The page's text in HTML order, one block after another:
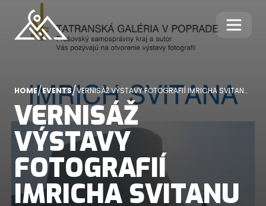
HOME/EVENTS/VERNISÁŽ VÝSTAVY FOTOGRAFIÍ IMRICHA SVITANU
– DIVADLO POPRAD VO VÝSTAVBE
VERNISÁŽ
VÝSTAVY
FOTOGRAFIÍ
IMRICHA SVITANU